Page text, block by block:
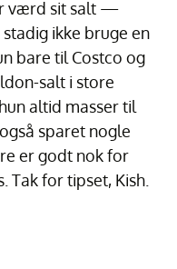
værd sit salt —
ikke bruge en
bare til Costco og
salt i store
altid masser til
sparet nogle
er godt nok for
Tak for tipset, Kish.